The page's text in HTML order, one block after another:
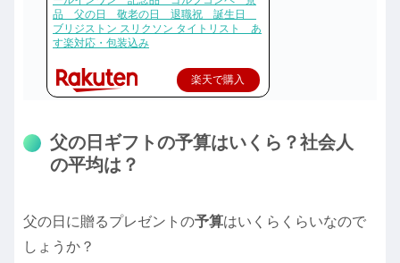
品 父の日 敬老の日 退職祝 誕生日
ブリジストン スリクソン タイトリスト あ
す楽対応・包装込み
楽天で購入
父の日ギフトの予算はいくら？社会人
の平均は？
父の日に贈るプレゼントの予算はいくらくらいなので
しょうか？